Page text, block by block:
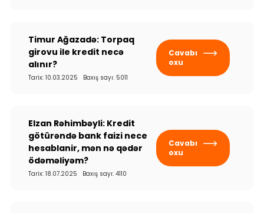
Timur Ağazadə: Torpaq
girovu ile kredit necə
alınır?
Tarix: 10.03.2025 Baxış sayı: 5011
Cavabı
oxu
Elzan Rəhimbəyli: Kredit
götürəndə bank faizi nece
hesablanir, mən nə qədər
ödəməliyəm?
Tarix: 18.07.2025 Baxış sayı: 4110
Cavabı
oxu